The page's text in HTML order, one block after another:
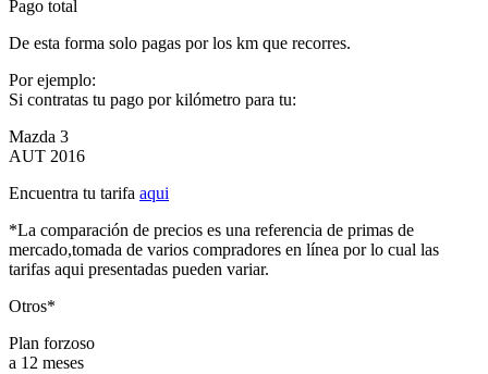
Pago total
De esta forma solo pagas por los km que recorres.
Por ejemplo:
Si contratas tu pago por kilómetro para tu:
Mazda 3
AUT 2016
Encuentra tu tarifa aqui
*La comparación de precios es una referencia de primas de
mercado,tomada de varios compradores en línea por lo cual las
tarifas aqui presentadas pueden variar.
Otros*
Plan forzoso
a 12 meses